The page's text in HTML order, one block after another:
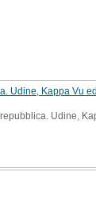
Udine, Kappa Vu
Udine,